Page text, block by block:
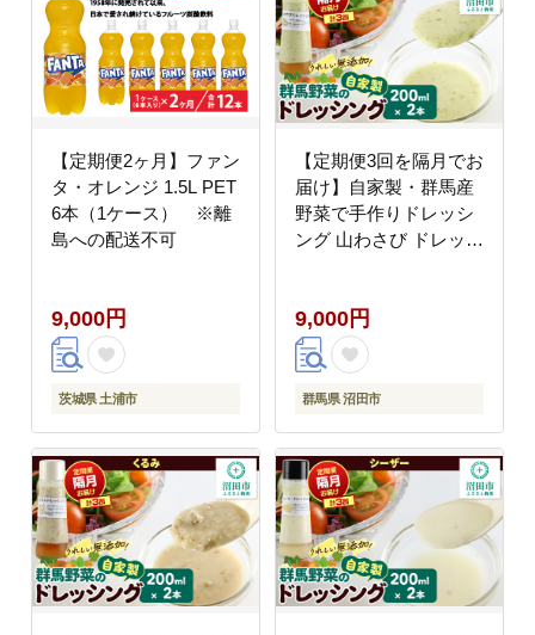
【定期便2ヶ月】ファン
タ・オレンジ 1.5L PET
6本（1ケース） ※離
島への配送不可
9,000円
茨城県 土浦市
【定期便3回を隔月でお
届け】自家製・群馬産
野菜で手作りドレッシ
ング 山わさび ドレッシ
ドレッシング やまわさ
び ヤマワサビ 山わさび
山ワサビ]
9,000円
群馬県 沼田市